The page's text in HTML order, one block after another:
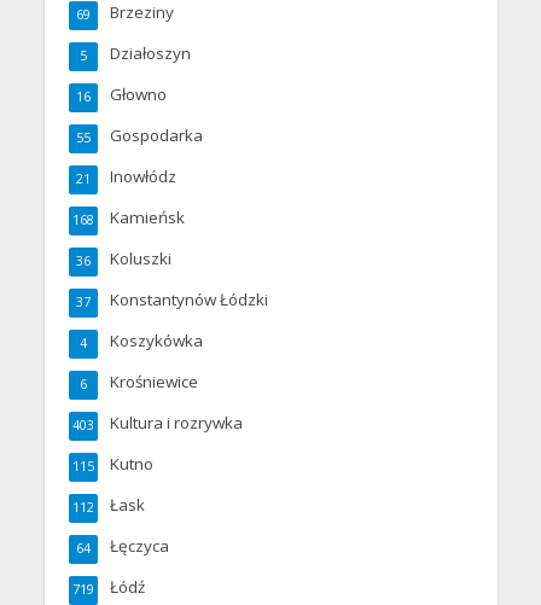
Brzeziny
69
Działoszyn
5
Głowno
16
Gospodarka
55
Inowłódz
21
Kamieńsk
168
Koluszki
36
Konstantynów Łódzki
37
Koszykówka
4
Krośniewice
6
Kultura i rozrywka
403
Kutno
115
Łask
112
Łęczyca
64
Łódź
719